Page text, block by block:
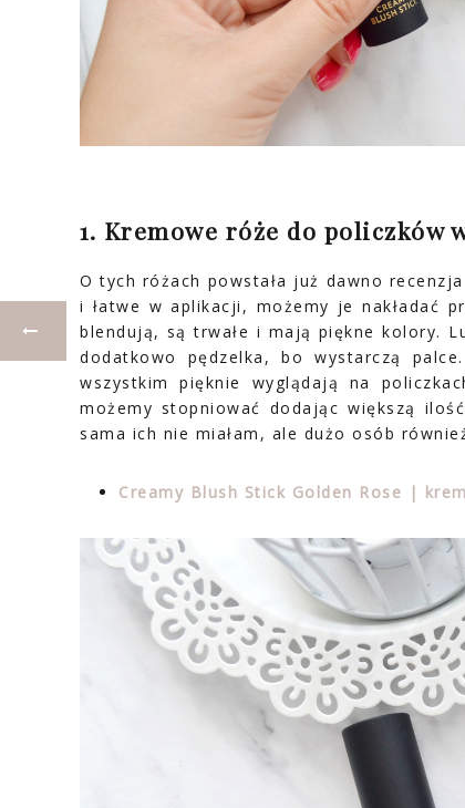
1. Kremowe róże do policzków
O tych różach powstała już dawno
i łatwe w aplikacji, możemy je nakładać
blendują, są trwałe i mają piękne kolory.
dodatkowo pędzelka, bo wystarczą
wszystkim pięknie wyglądają na
możemy stopniować dodając większą
sama ich nie miałam, ale dużo osób
Creamy Blush Stick Golden Rose |